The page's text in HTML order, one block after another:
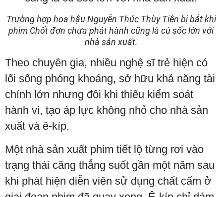
Trường hợp hoa hậu Nguyễn Thúc Thùy Tiên bị bắt khi
phim Chốt đơn chưa phát hành cũng là cú sốc lớn với
nhà sản xuất.
Theo chuyên gia, nhiều nghệ sĩ trẻ hiện có
lối sống phóng khoáng, sở hữu khả năng tài
chính lớn nhưng đôi khi thiếu kiểm soát
hành vi, tạo áp lực không nhỏ cho nhà sản
xuất và ê-kíp.
Một nhà sản xuất phim tiết lộ từng rơi vào
trạng thái căng thẳng suốt gần một năm sau
khi phát hiện diễn viên sử dụng chất cấm ở